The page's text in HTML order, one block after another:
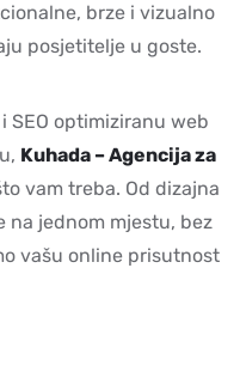
brze i vizualno
posjetitelje u goste.
SEO optimiziranu web
Kuhada – Agencija za
vam treba. Od dizajna
na jednom mjestu, bez
vašu online prisutnost